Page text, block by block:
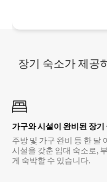
장기 숙소가 제공
가구와 시설이 완비된 장기
주방 및 가구 완비 등 한 달
시설을 갖춘 임대 숙소로,
게 숙박할 수 있습니다.